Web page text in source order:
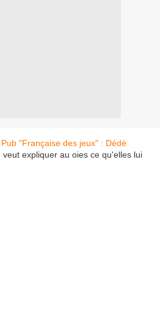
Pub "Française des jeux" : Dédé
expliquer au oies ce qu'elles lui